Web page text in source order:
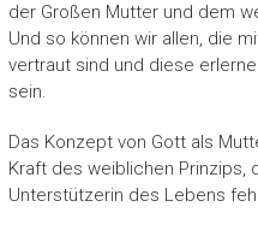
der Großen Mutter und dem
Und so können wir allen, die
vertraut sind und diese
sein.
Das Konzept von Gott als
Kraft des weiblichen Prinzips,
Unterstützerin des Lebens